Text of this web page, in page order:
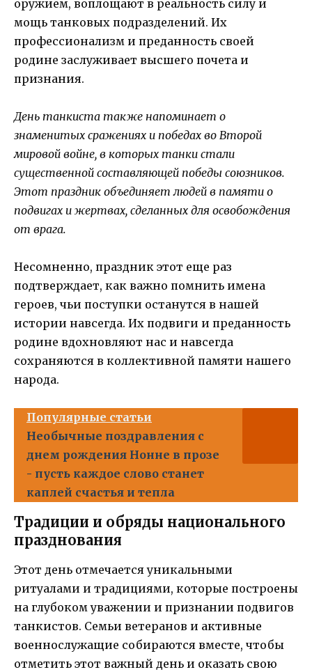
оружием, воплощают в реальность силу и
мощь танковых подразделений. Их
профессионализм и преданность своей
родине заслуживает высшего почета и
признания.
День танкиста также напоминает о
знаменитых сражениях и победах во Второй
мировой войне, в которых танки стали
существенной составляющей победы союзников.
Этот праздник объединяет людей в памяти о
подвигах и жертвах, сделанных для освобождения
от врага.
Несомненно, праздник этот еще раз
подтверждает, как важно помнить имена
героев, чьи поступки останутся в нашей
истории навсегда. Их подвиги и преданность
родине вдохновляют нас и навсегда
сохраняются в коллективной памяти нашего
народа.
Популярные статьи
Необычные поздравления с
днем рождения Нонне в прозе
- пусть каждое слово станет
каплей счастья и тепла
Традиции и обряды национального
празднования
Этот день отмечается уникальными
ритуалами и традициями, которые построены
на глубоком уважении и признании подвигов
танкистов. Семьи ветеранов и активные
военнослужащие собираются вместе, чтобы
отметить этот важный день и оказать свою